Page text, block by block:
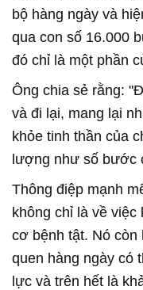
bộ hàng ngày và
qua con số 16.000
đó chỉ là một phần
Ông chia sẻ rằng:
và đi lại, mang lại
khỏe tinh thần của
lượng như số bước
Thông điệp mạnh
không chỉ là về việc
cơ bệnh tật. Nó còn
quen hàng ngày có
lực và trên hết là